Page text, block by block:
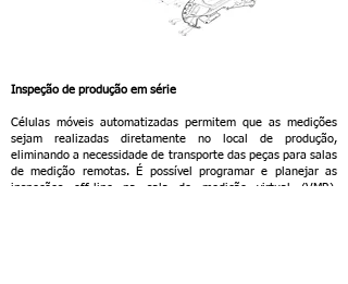
Inspeção de produção em série
Células móveis automatizadas permitem que as medições
sejam realizadas diretamente no local de produção,
eliminando a necessidade de transporte das peças para salas
de medição remotas. É possível programar e planejar as
inspeções off-line na sala de medição virtual (VMR),